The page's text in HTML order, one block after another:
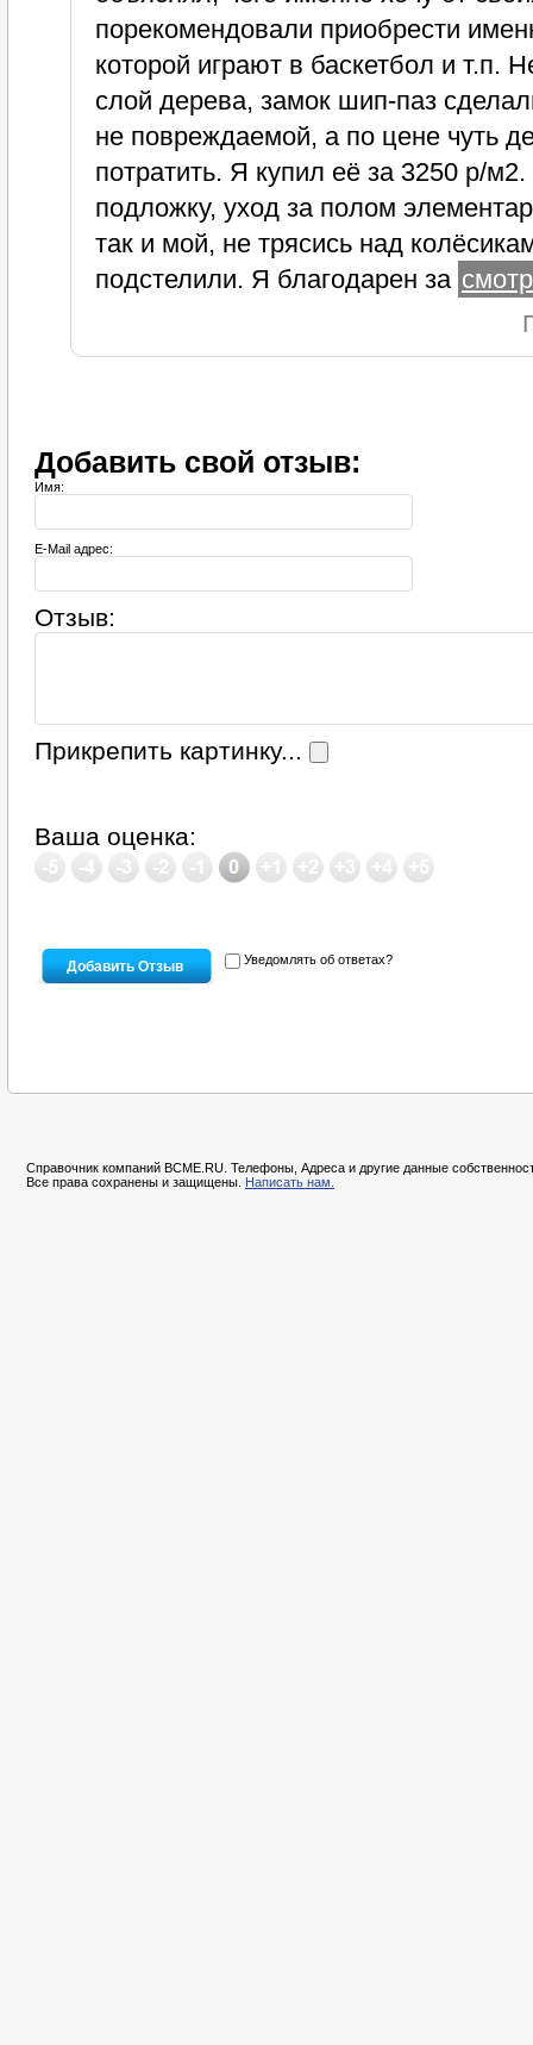
порекомендовали приобрести
которой играют в баскетбол и т.п.
слой дерева, замок шип-паз
не повреждаемой, а по цене чуть
потратить. Я купил её за 3250 р/
подложку, уход за полом
так и мой, не трясись над
подстелили. Я благодарен за
Добавить свой отзыв:
Имя:
E-Mail адрес:
Отзыв:
Прикрепить картинку...
Ваша оценка:
Уведомлять об ответах?
Справочник компаний BCME.RU. Телефоны, Адреса и другие данные
Все права сохранены и защищены. Написать нам.